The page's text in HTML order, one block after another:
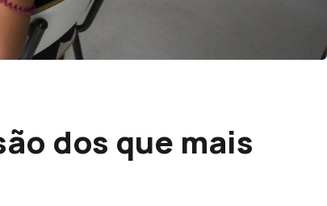
dos que mais